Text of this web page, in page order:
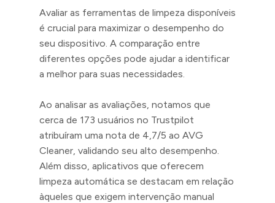
Avaliar as ferramentas de limpeza disponíveis
é crucial para maximizar o desempenho do
seu dispositivo. A comparação entre
diferentes opções pode ajudar a identificar
a melhor para suas necessidades.
Ao analisar as avaliações, notamos que
cerca de 173 usuários no Trustpilot
atribuíram uma nota de 4,7/5 ao AVG
Cleaner, validando seu alto desempenho.
Além disso, aplicativos que oferecem
limpeza automática se destacam em relação
àqueles que exigem intervenção manual